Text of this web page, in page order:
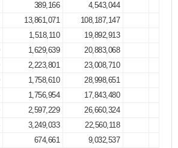
389,166 4,543,044
13,861,071 108,187,147
1,518,110 19,892,913
1,629,639 20,883,068
2,223,801 23,008,710
1,758,610 28,998,651
1,756,954 17,843,480
2,597,229 26,660,324
3,249,033 22,560,118
674,661 9,032,537